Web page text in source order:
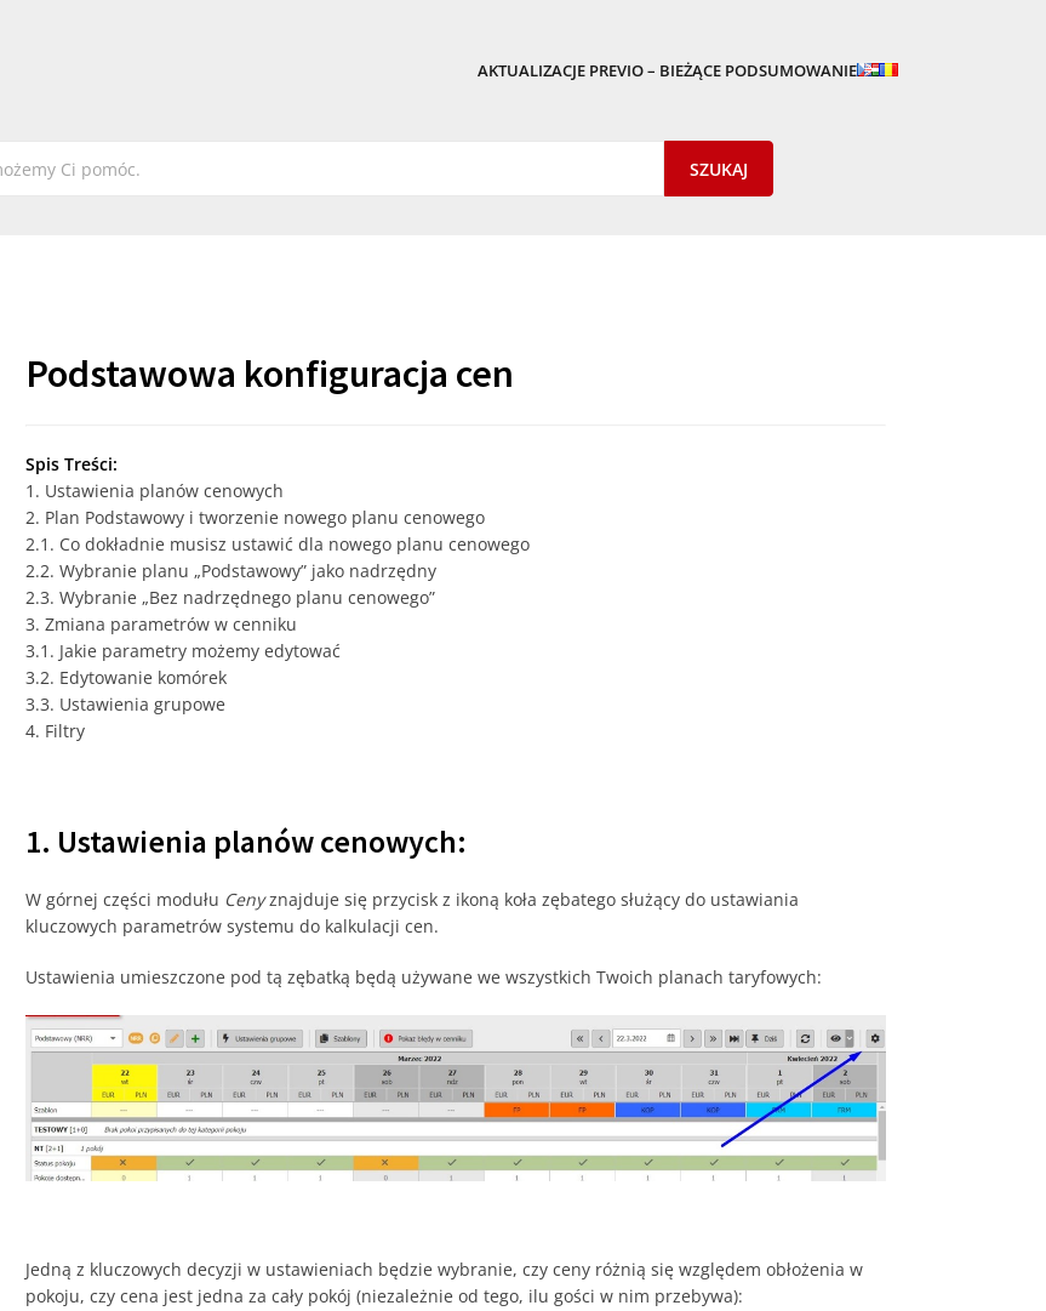
AKTUALIZACJE PREVIO – BIEŻĄCE PODSUMOWANIE
Podstawowa konfiguracja cen
Spis Treści:
1. Ustawienia planów cenowych
2. Plan Podstawowy i tworzenie nowego planu cenowego
2.1. Co dokładnie musisz ustawić dla nowego planu cenowego
2.2. Wybranie planu „Podstawowy” jako nadrzędny
2.3. Wybranie „Bez nadrzędnego planu cenowego”
3. Zmiana parametrów w cenniku
3.1. Jakie parametry możemy edytować
3.2. Edytowanie komórek
3.3. Ustawienia grupowe
4. Filtry
1. Ustawienia planów cenowych:
W górnej części modułu Cenyznajduje się przycisk z ikoną koła zębatego służący do ustawiania
kluczowych parametrów systemu do kalkulacji cen.
Ustawienia umieszczone pod tą zębatką będą używane we wszystkich Twoich planach taryfowych:
Jedną z kluczowych decyzji w ustawieniach będzie wybranie, czy ceny różnią się względem obłożenia w
pokoju, czy cena jest jedna za cały pokój (niezależnie od tego, ilu gości w nim przebywa):